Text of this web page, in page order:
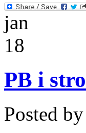
jan
18
PB i
Posted